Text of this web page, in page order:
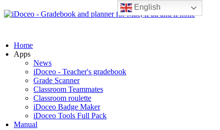
English
Home
Apps
News
iDoceo - Teacher's gradebook
Grade Scanner
Classroom Teammates
Classroom roulette
iDoceo Badge Maker
iDoceo Tools Full Pack
Manual